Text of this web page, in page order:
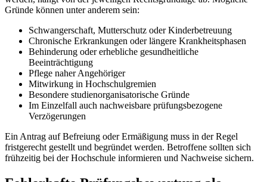
Gründe können unter anderem sein:
Schwangerschaft, Mutterschutz oder Kinderbetreuung
Chronische Erkrankungen oder längere Krankheitsphasen
Behinderung oder erhebliche gesundheitliche
Beeinträchtigung
Pflege naher Angehöriger
Mitwirkung in Hochschulgremien
Besondere studienorganisatorische Gründe
Im Einzelfall auch nachweisbare prüfungsbezogene
Verzögerungen
Ein Antrag auf Befreiung oder Ermäßigung muss in der Regel
fristgerecht gestellt und begründet werden. Betroffene sollten sich
frühzeitig bei der Hochschule informieren und Nachweise sichern.